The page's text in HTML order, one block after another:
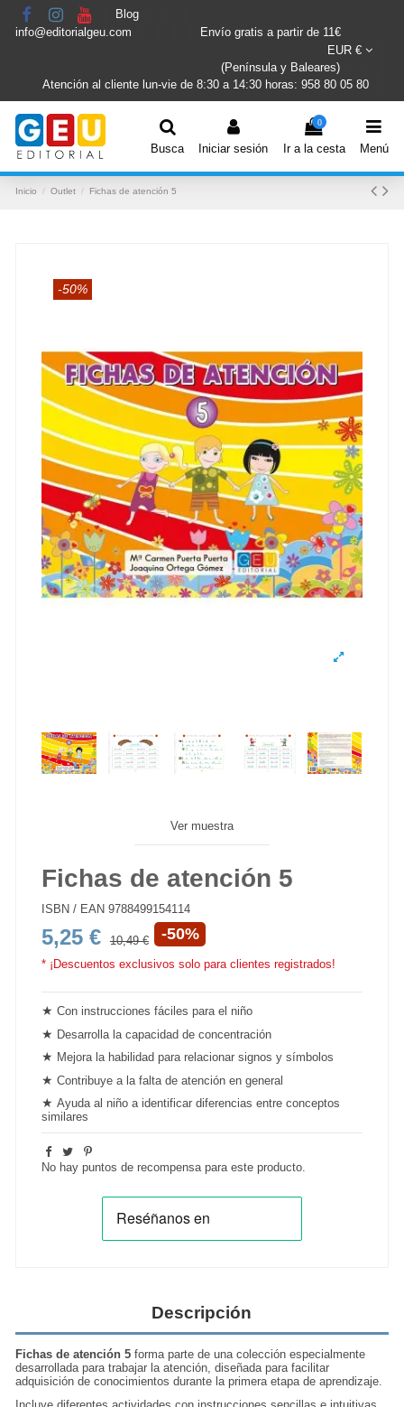
Blog
info@editorialgeu.com
Envío gratis a partir de 11€
EUR €
(Península y Baleares)
Atención al cliente lun-vie de 8:30 a 14:30 horas: 958 80 05 80
Busca Iniciar sesión
0
Ir a la cesta Menú
Inicio Outlet Fichas de atención 5
-50%
Ver muestra
Fichas de atención 5
ISBN / EAN 9788499154114
5,25 € 10,49 € -50%
* ¡Descuentos exclusivos solo para clientes registrados!
★ Con instrucciones fáciles para el niño
★ Desarrolla la capacidad deconcentración
★ Mejora la habilidad para relacionar signos y símbolos
★ Contribuye a la falta de atención en general
★ Ayuda al niño a identificar diferencias entre conceptos
similares
No hay puntos de recompensa para este producto.
Descripción
Fichas de atención 5forma parte de una colección especialmente
desarrollada para trabajar la atención, diseñada para facilitar
adquisición de conocimientos durante la primera etapa de aprendizaje.